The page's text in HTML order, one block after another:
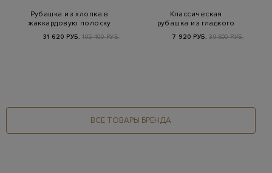
Рубашка из хлопка в
жаккардовую полоску
31 620 РУБ. 105 400 РУБ.
Классическая
рубашка из гладкого
7 920 РУБ. 39 600 РУБ.
ВСЕ ТОВАРЫ БРЕНДА